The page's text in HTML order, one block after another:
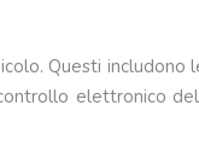
Questi
elettronico